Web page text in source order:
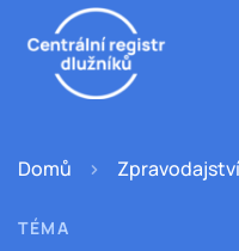
Domů Zpravodajství
TÉMA